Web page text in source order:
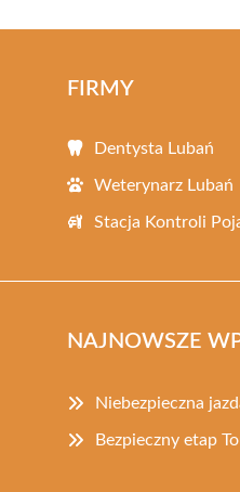
FIRMY
Dentysta Lubań
Weterynarz Lubań
Stacja Kontroli
NAJNOWSZE
Niebezpieczna
Bezpieczny etap